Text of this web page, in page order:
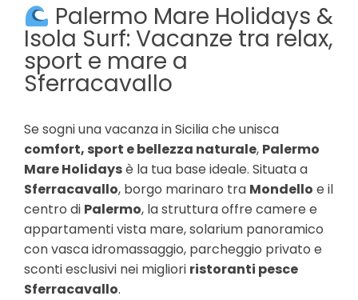
Palermo Mare Holidays &
Isola Surf: Vacanze tra relax,
sport e mare a
Sferracavallo
Se sogni una vacanza in Sicilia che unisca
comfort, sport e bellezza naturale, Palermo
Mare Holidaysè la tua base ideale. Situata a
Sferracavallo, borgo marinaro tra Mondello e il
centro di Palermo, la struttura offre camere e
appartamenti vista mare, solarium panoramico
con vasca idromassaggio, parcheggio privato e
sconti esclusivi nei migliori ristoranti pesce
Sferracavallo.